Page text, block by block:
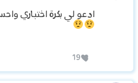
ادعو لي بكرة اختباري
19